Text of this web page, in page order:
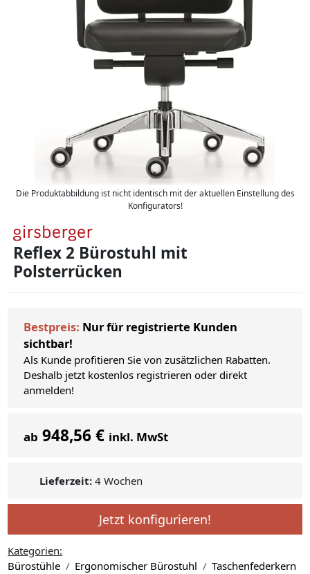
Die Produktabbildung ist nicht identisch mit der aktuellen Einstellung des
Konfigurators!
Reflex 2 Bürostuhl mit
Polsterrücken
Bestpreis: Nur für registrierte Kunden
sichtbar!
Als Kunde profitieren Sie von zusätzlichen Rabatten.
Deshalb jetzt kostenlos registrieren oder direkt
anmelden!
ab 948,56 € inkl. MwSt
Lieferzeit: 4 Wochen
Jetzt konfigurieren!
Kategorien:
Bürostühle
Ergonomischer Bürostuhl Taschenfederkern